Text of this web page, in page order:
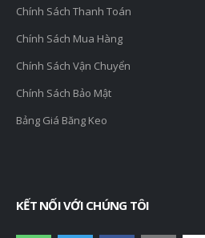
Chính Sách Thanh Toán
Chính Sách Mua Hàng
Chính Sách Vận Chuyển
Chính Sách Bảo Mật
Bảng Giá Băng Keo
KẾT NỐI VỚI CHÚNG TÔI